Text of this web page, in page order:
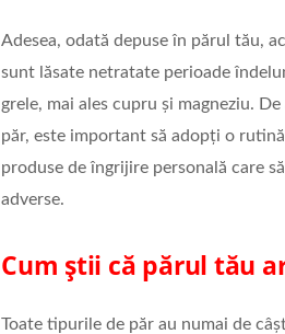
Adesea, odată depuse în părul tău,
sunt lăsate netratate perioade
grele, mai ales cupru și magneziu.
păr, este important să adopți o
produse de îngrijire personală care
adverse.
Cum știi că părul tău
Toate tipurile de păr au numai de